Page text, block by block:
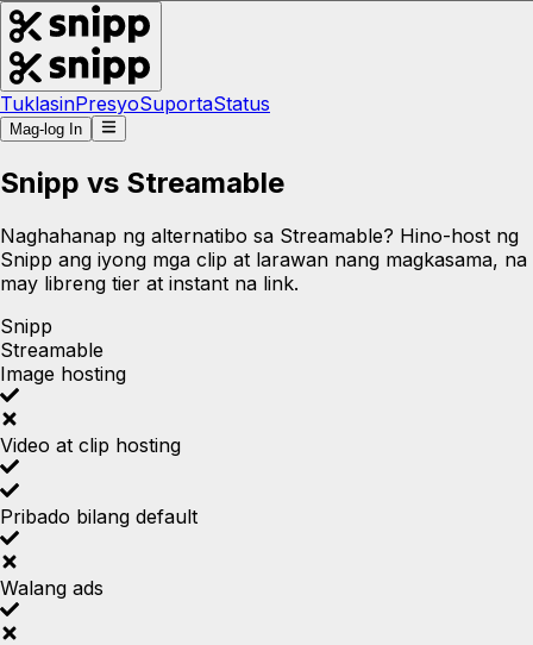
TuklasinPresyoSuportaStatus
Mag-log In
Snipp vs Streamable
Naghahanap ng alternatibo sa Streamable? Hino-host ng
Snipp ang iyong mga clip at larawan nang magkasama, na
may libreng tier at instant na link.
Snipp
Streamable
Image hosting
Video at clip hosting
Pribado bilang default
Walang ads